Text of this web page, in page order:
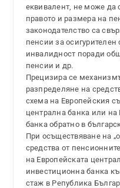
еквивалент, не може да
правото и размера на
законодателство са
пенсии за
инвалидност поради
пенсии и др.
Прецизира се
разпределяне на
схема на Европейския
централна банка или
банка обратно в
При осъществяване на
средства от
на Европейската
инвестиционна банка
стаж в Република